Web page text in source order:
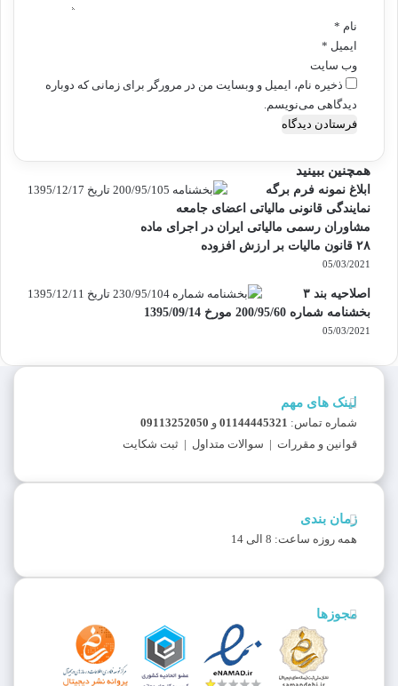
نام *
ایمیل *
وب‌ سایت
ذخیره نام، ایمیل و وبسایت من در مرورگر برای زمانی که دوباره
دیدگاهی می‌نویسم.
همچنین ببینید
بستن
ابلاغ نمونه فرم برگه
نمایندگی قانونی مالیاتی اعضای جامعه
مشاوران رسمی مالیاتی ایران در اجرای ماده
۲۸ قانون مالیات بر ارزش افزوده
05/03/2021
اصلاحیه بند ۳
بخشنامه شماره 200/95/60 مورخ 1395/09/14
05/03/2021
لینک های مهم
شماره تماس: 01144445321 و 09113252050
قوانین و مقررات | سوالات متداول | ثبت شکایت
زمان بندی
همه روزه ساعت: 8 الی 14
مجوزها